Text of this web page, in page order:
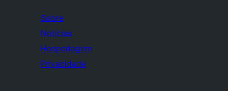
Sobre
Notícias
Hospedagem
Privacidade